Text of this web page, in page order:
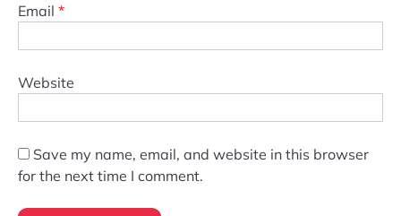
Email *
Website
Save my name, email, and website in this browser
for the next time I comment.